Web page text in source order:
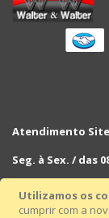
Utilizamos os
cumprir com a
Atendimento
Seg. à Sex. / das
Sáb. das 08:30hs